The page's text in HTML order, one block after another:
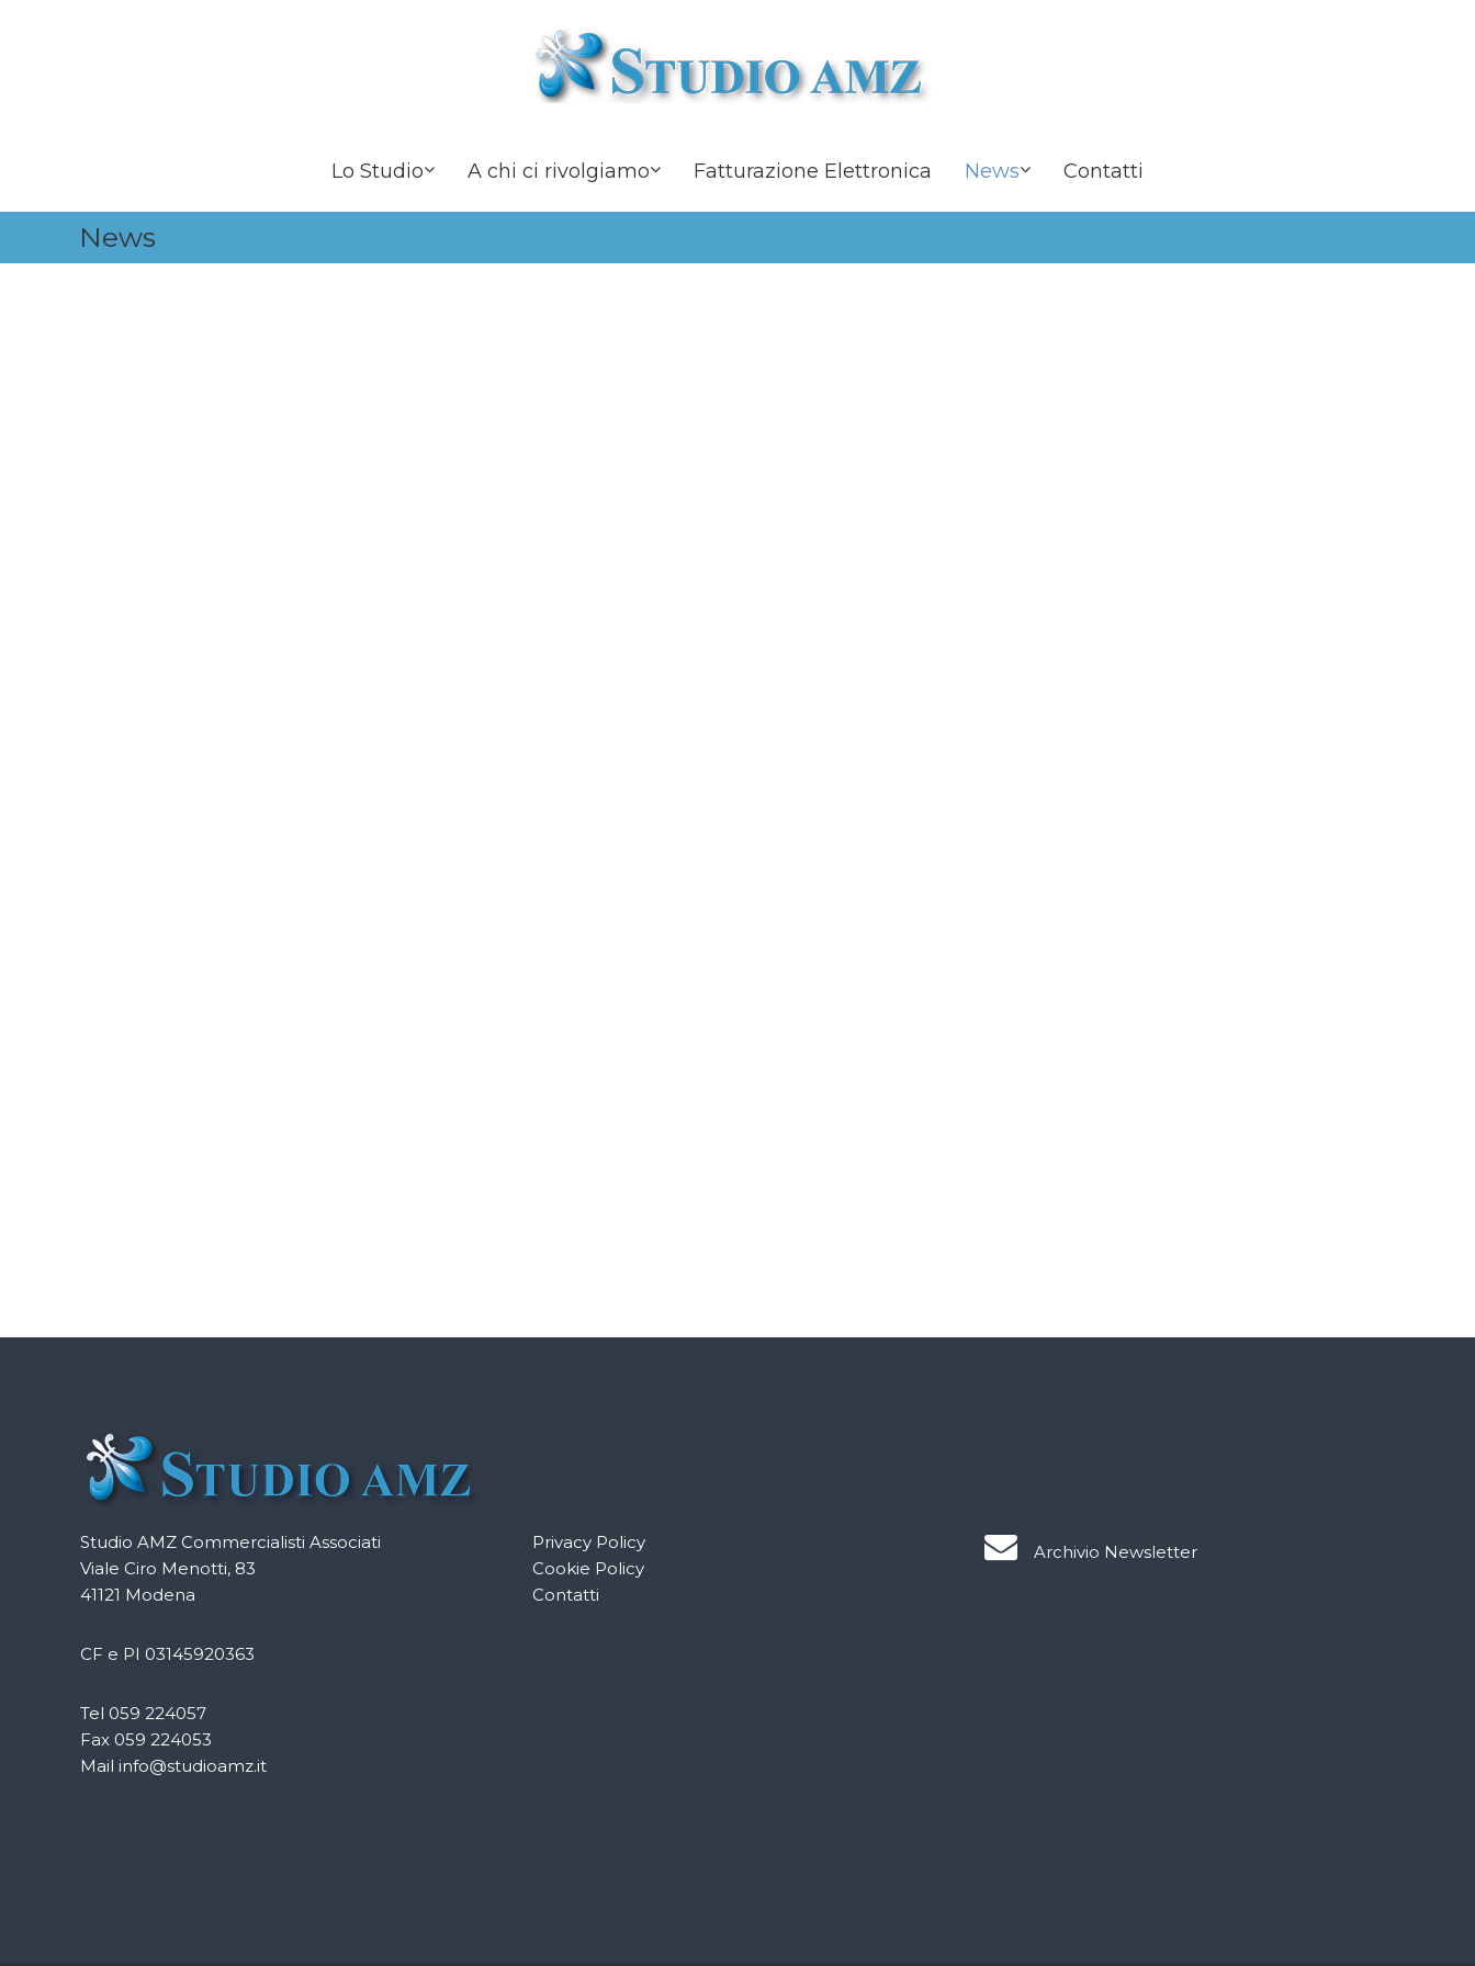
Studio
A.M.Z.
Commercialisti
Modena
Lo Studio A chi ci rivolgiamo Fatturazione Elettronica News Contatti
News
Studio AMZ Commercialisti Associati
Viale Ciro Menotti, 83
41121 Modena
CF e PI 03145920363
Tel 059 224057
Fax 059 224053
Mail info@studioamz.it
Privacy Policy
Cookie Policy
Contatti
Archivio Newsletter